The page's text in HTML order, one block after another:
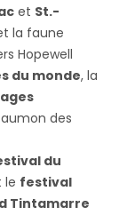
et St.-
la faune
Hopewell
du monde, la
des
du
le festival
Tintamarre